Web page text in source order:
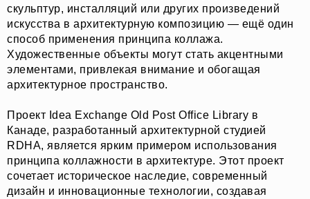
скульптур, инсталляций или других произведений
искусства в архитектурную композицию — ещё один
способ применения принципа коллажа.
Художественные объекты могут стать акцентными
элементами, привлекая внимание и обогащая
архитектурное пространство.
Проект Idea Exchange Old Post Office Library в
Канаде, разработанный архитектурной студией
RDHA, является ярким примером использования
принципа коллажности в архитектуре. Этот проект
сочетает историческое наследие, современный
дизайн и инновационные технологии, создавая